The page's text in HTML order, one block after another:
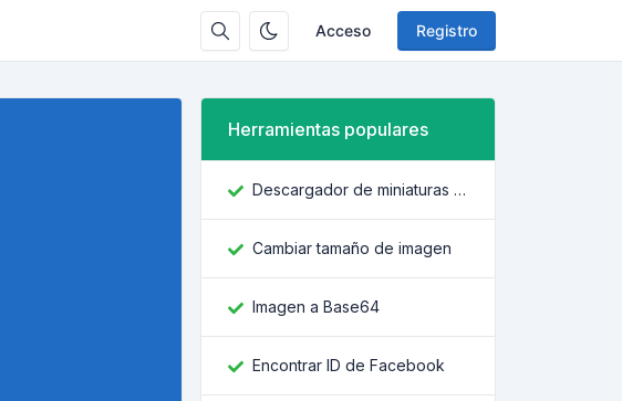
Acceso Registro
Herramientas populares
Descargador de miniaturas de YouTube
Cambiar tamaño de imagen
Imagen a Base64
Encontrar ID de Facebook